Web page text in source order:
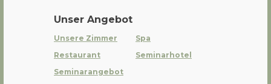
Unser Angebot
Unsere Zimmer
Spa
Restaurant
Seminarhotel
Seminarangebot